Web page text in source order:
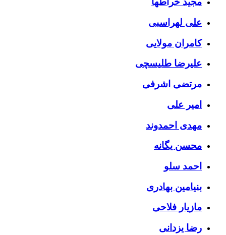
علی لهراسبی
کامران مولایی
علیرضا طلیسچی
مرتضی اشرفی
امیر علی
مهدی احمدوند
محسن یگانه
احمد سلو
بنیامین بهادری
مازیار فلاحی
رضا یزدانی